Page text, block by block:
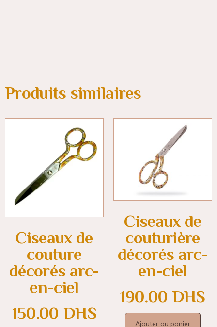
Produits similaires
Ciseaux de
couture
décorés arc-
en-ciel
150.00 DHS
Ciseaux de
couturière
décorés arc-
en-ciel
190.00 DHS
Ajouter au panier